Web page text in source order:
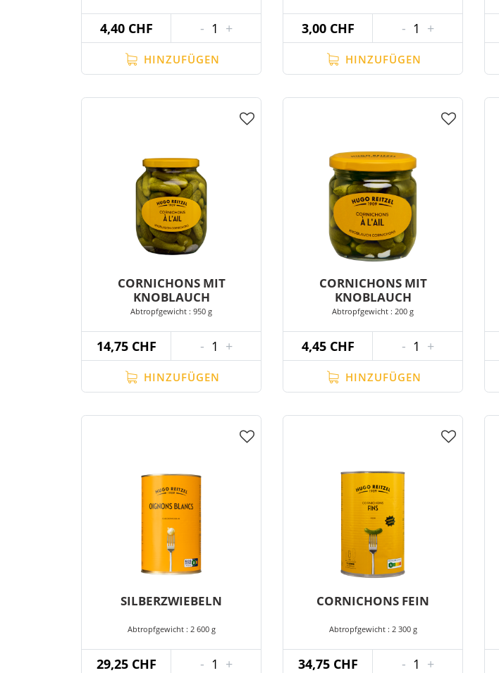
4,40 CHF - 1 +
HINZUFÜGEN
3,00 CHF - 1 +
HINZUFÜGEN
CORNICHONS MIT
KNOBLAUCH
Abtropfgewicht : 950 g
14,75 CHF - 1 +
HINZUFÜGEN
CORNICHONS MIT
KNOBLAUCH
Abtropfgewicht : 200 g
4,45 CHF - 1 +
HINZUFÜGEN
SILBERZWIEBELN
Abtropfgewicht : 2 600 g
29,25 CHF - 1 +
CORNICHONS FEIN
Abtropfgewicht : 2 300 g
34,75 CHF - 1 +